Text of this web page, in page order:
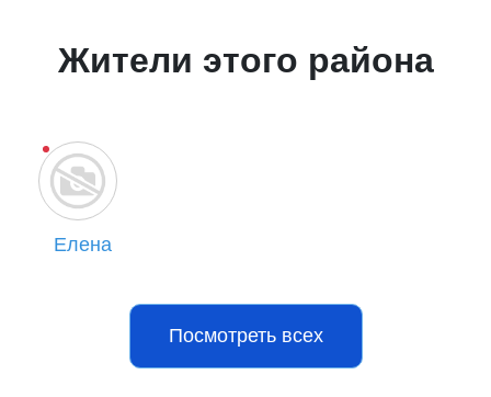
Жители этого района
Елена
Посмотреть всех